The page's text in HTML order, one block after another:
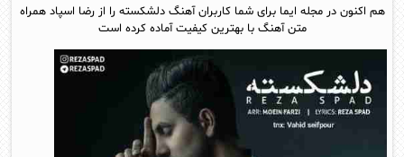
هم اکنون در مجله ایما برای شما کاربران آهنگ دلشکسته را از رضا اسپاد همراه
متن آهنگ با بهترین کیفیت آماده کرده است